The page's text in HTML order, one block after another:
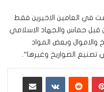
في العامين الاخيرين فقط
من قبل حماس والجهاد الاسلامي
والاموال وبعض المواد
الصواريخ وغيرها”.
بينتيريست ‏VKontakte